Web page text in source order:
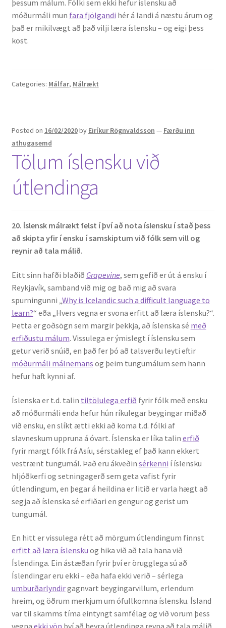
þessum málum. Fólki sem ekki hefur íslensku að
móðurmáli mun fara fjölgandi hér á landi á næstu árum og
það er mikilvægt að það vilji læra íslensku – og eigi þess
kost.
Categories: Málfar, Málrækt
Posted on 16/02/2020by Eiríkur Rögnvaldsson — Færðu inn
athugasemd
Tölum íslensku við
útlendinga
20. Íslensk málrækt felst í því að nota íslensku í stað þess
að skipta yfir í ensku í samskiptum við fólk sem vill og
reynir að tala málið.
Eitt sinn hafði blaðið Grapevine, sem gefið er út á ensku í
Reykjavík, samband við mig og bað mig að svara
spurningunni „Why is Icelandic such a difficult language to
learn?“ eða „Hvers vegna er svona erfitt að læra íslensku?“.
Þetta er goðsögn sem margir þekkja, að íslenska sé með
erfiðustu málum. Vissulega er ýmislegt í íslensku sem
getur verið snúið, en það fer þó að talsverðu leyti eftir
móðurmáli málnemans og þeim tungumálum sem hann
hefur haft kynni af.
Íslenska er t.d. talin tiltölulega erfið fyrir fólk með ensku
að móðurmáli enda hefur hún ríkulegar beygingar miðað
við ensku, en slíkt ætti ekki að koma t.d. fólki af
slavneskum uppruna á óvart. Íslenska er líka talin erfið
fyrir margt fólk frá Asíu, sérstakleg ef það kann ekkert
vestrænt tungumál. Það eru ákveðin sérkenni í íslensku
hljóðkerfi og setningagerð sem geta vafist fyrir
útlendingum, en þegar á heildina er litið er varla hægt að
segja að íslenska sé erfiðari en gengur og gerist um
tungumál.
En hitt er vissulega rétt að mörgum útlendingum finnst
erfitt að læra íslensku og hika við að tala hana við
Íslendinga. Ein ástæðan fyrir því er örugglega sú að
Íslendingar eru ekki – eða hafa ekki verið – sérlega
umburðarlyndirgagnvart beygingarvillum, erlendum
hreim, og öðrum merkjum um ófullkomna íslensku. Ísland
var til skamms tíma eintyngt samfélag og við vorum þess